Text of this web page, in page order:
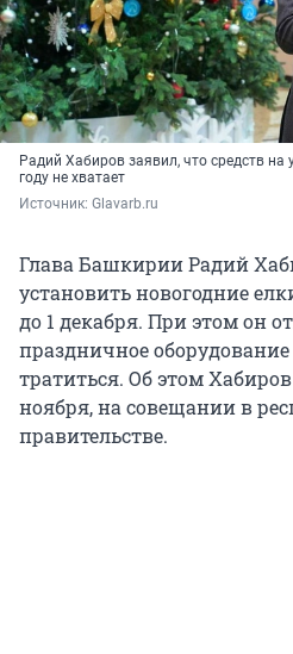
Радий Хабиров заявил, что средств
году не хватает
Источник: Glavarb.ru
Глава Башкирии Радий
установить новогодние
до 1 декабря. При этом он
праздничное
тратиться. Об этом Хабиров
ноября, на совещании в
правительстве.